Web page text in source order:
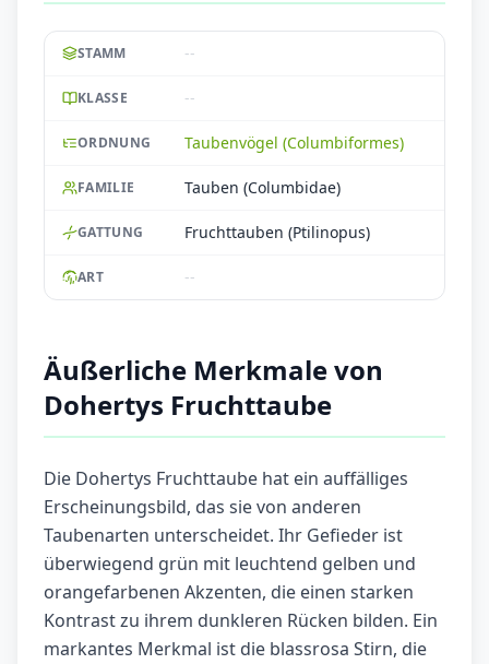
STAMM --
KLASSE --
ORDNUNG Taubenvögel (Columbiformes)
FAMILIE Tauben (Columbidae)
GATTUNG Fruchttauben (Ptilinopus)
ART --
Äußerliche Merkmale von
Dohertys Fruchttaube
Die Dohertys Fruchttaube hat ein auffälliges
Erscheinungsbild, das sie von anderen
Taubenarten unterscheidet. Ihr Gefieder ist
überwiegend grün mit leuchtend gelben und
orangefarbenen Akzenten, die einen starken
Kontrast zu ihrem dunkleren Rücken bilden. Ein
markantes Merkmal ist die blassrosa Stirn, die